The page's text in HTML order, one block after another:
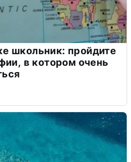
школьник: пройдите
в котором очень